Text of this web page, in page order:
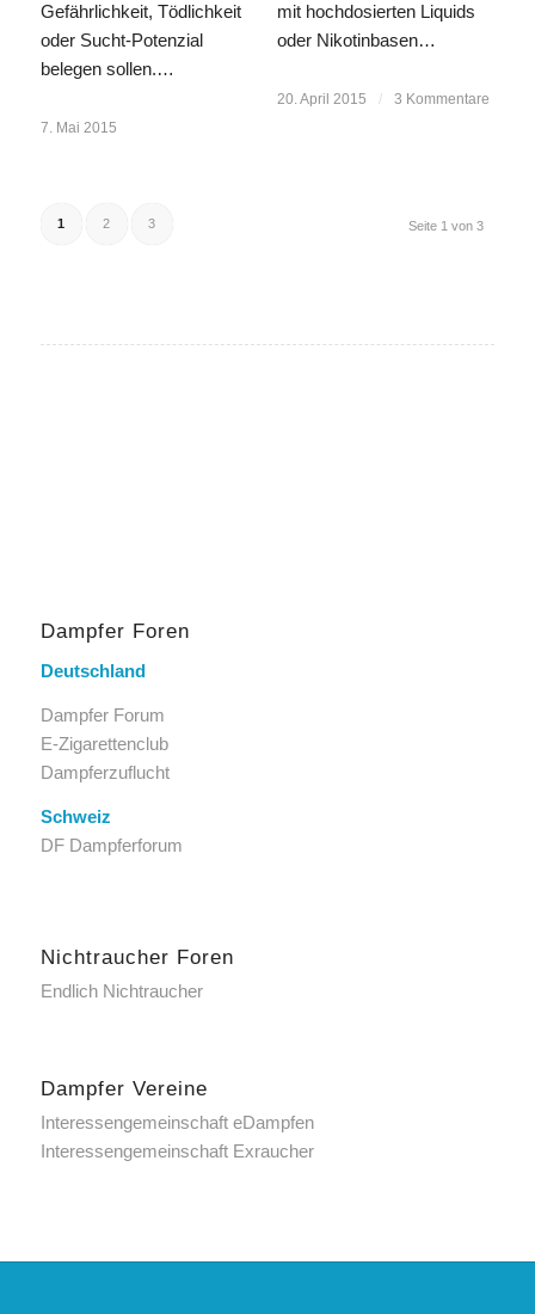
Gefährlichkeit, Tödlichkeit
oder Sucht-Potenzial
belegen sollen.…
7. Mai 2015
mit hochdosierten Liquids
oder Nikotinbasen…
20. April 2015 / 3 Kommentare
Seite 1 von 3
1 2 3
Dampfer Foren
Deutschland
Dampfer Forum
E-Zigarettenclub
Dampferzuflucht
Schweiz
DF Dampferforum
Nichtraucher Foren
Endlich Nichtraucher
Dampfer Vereine
Interessengemeinschaft eDampfen
Interessengemeinschaft Exraucher